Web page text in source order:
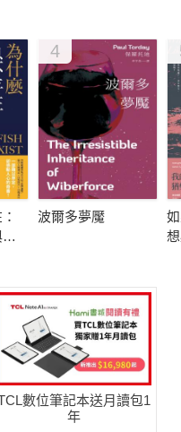
4
波爾多夢魘
數位筆記本送月讀包1
年